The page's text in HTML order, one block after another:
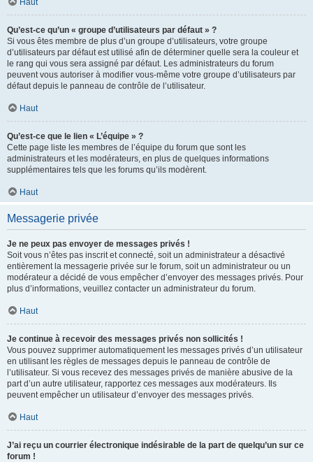
Haut
Qu’est-ce qu’un « groupe d’utilisateurs par défaut » ?
Si vous êtes membre de plus d’un groupe d’utilisateurs, votre groupe
d’utilisateurs par défaut est utilisé afin de déterminer quelle sera la couleur et
le rang qui vous sera assigné par défaut. Les administrateurs du forum
peuvent vous autoriser à modifier vous-même votre groupe d’utilisateurs par
défaut depuis le panneau de contrôle de l’utilisateur.
Haut
Qu’est-ce que le lien « L’équipe » ?
Cette page liste les membres de l’équipe du forum que sont les
administrateurs et les modérateurs, en plus de quelques informations
supplémentaires tels que les forums qu’ils modèrent.
Haut
Messagerie privée
Je ne peux pas envoyer de messages privés !
Soit vous n’êtes pas inscrit et connecté, soit un administrateur a désactivé
entièrement la messagerie privée sur le forum, soit un administrateur ou un
modérateur a décidé de vous empêcher d’envoyer des messages privés. Pour
plus d’informations, veuillez contacter un administrateur du forum.
Haut
Je continue à recevoir des messages privés non sollicités !
Vous pouvez supprimer automatiquement les messages privés d’un utilisateur
en utilisant les règles de messages depuis le panneau de contrôle de
l’utilisateur. Si vous recevez des messages privés de manière abusive de la
part d’un autre utilisateur, rapportez ces messages aux modérateurs. Ils
peuvent empêcher un utilisateur d’envoyer des messages privés.
Haut
J’ai reçu un courrier électronique indésirable de la part de quelqu’un sur ce
forum !